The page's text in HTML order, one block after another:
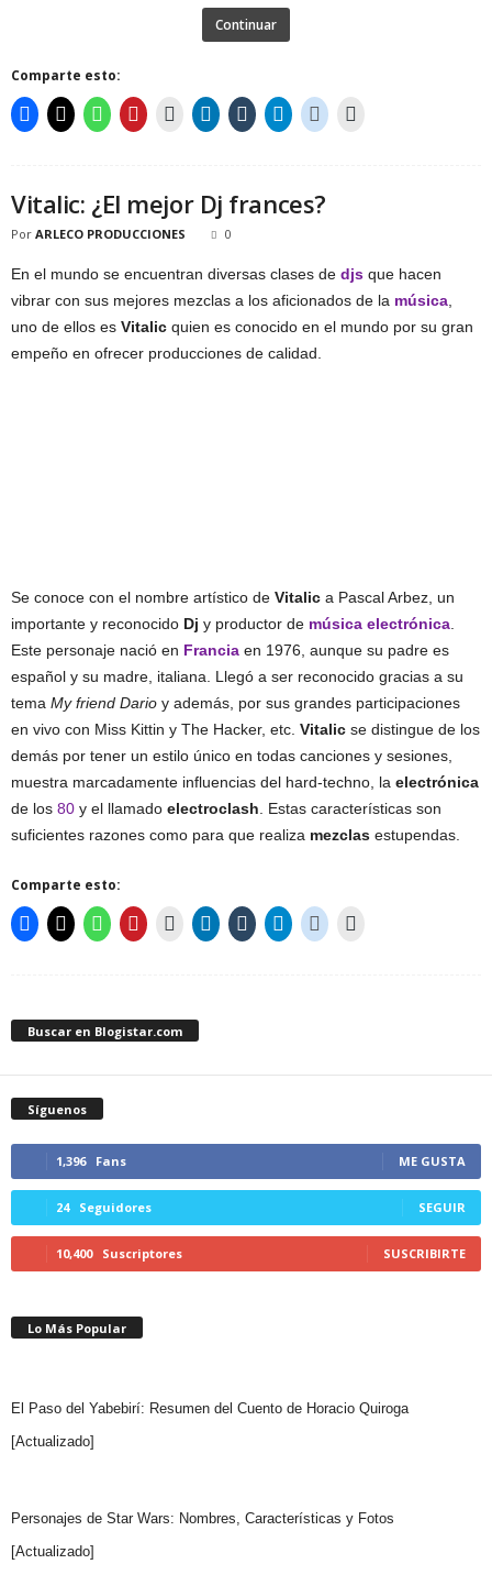
Continuar
Comparte esto:
Vitalic: ¿El mejor Dj frances?
Por ARLECO PRODUCCIONES 0
En el mundo se encuentran diversas clases de djs que hacen
vibrar con sus mejores mezclas a los aficionados de la música
uno de ellos es Vitalic quien es conocido en el mundo por su gran
empeño en ofrecer producciones de calidad.
Se conoce con el nombre artístico de Vitalic a Pascal Arbez, un
importante y reconocido Dj y productor de música electrónica
Este personaje nació en Francia en 1976, aunque su padre es
español y su madre, italiana. Llegó a ser reconocido gracias a su
tema My friend Dario y además, por sus grandes participaciones
en vivo con Miss Kittin y The Hacker, etc. Vitalic se distingue de los
demás por tener un estilo único en todas canciones y sesiones,
muestra marcadamente influencias del hard-techno, la electrónica
de los 80 y el llamado electroclash . Estas características son
suficientes razones como para que realiza mezclas estupendas.
Comparte esto:
Buscar en Blogistar.com
Síguenos
1,396 Fans ME GUSTA
24 Seguidores SEGUIR
10,400 Suscriptores SUSCRIBIRTE
Lo Más Popular
El Paso del Yabebirí: Resumen del Cuento de Horacio Quiroga
[Actualizado]
Personajes de Star Wars: Nombres, Características y Fotos
[Actualizado]